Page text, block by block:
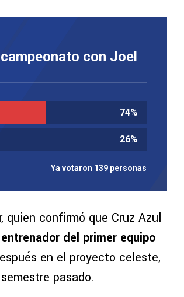
con Joel
74%
26%
Ya votaron 139 personas
confirmó que Cruz Azul
del primer equipo
en el proyecto celeste,
pasado.